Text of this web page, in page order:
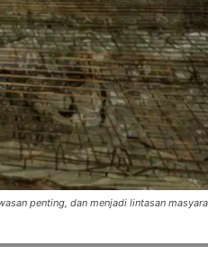
penting, dan menjadi lintasan